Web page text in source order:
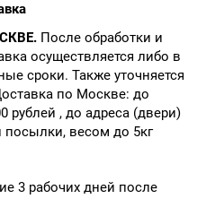
После обработки и
осуществляется либо в
сроки. Также уточняется
по Москве: до
рублей , до адреса (двери)
посылки, весом до 5кг
3 рабочих дней после